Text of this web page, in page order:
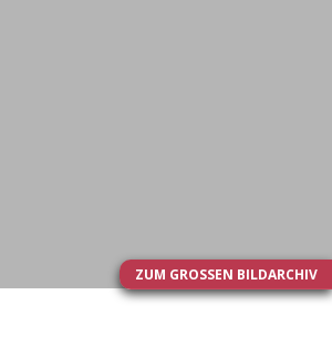
ZUM GROSSEN BILDARCHIV